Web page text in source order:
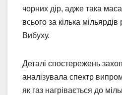
чорних дір, адже така
всього за кілька
Вибуху.
Деталі спостережень
аналізувала спектр
як газ нагрівається до